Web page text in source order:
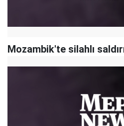
Mozambik'te silahlı